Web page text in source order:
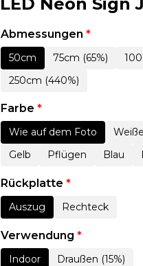
Abmessungen *
50cm 75cm (65%)
250cm (440%)
Farbe *
Wie auf dem Foto
Gelb
Pflügen Blau
Rückplatte *
Auszug Rechteck
Verwendung *
Indoor Draußen (15%)